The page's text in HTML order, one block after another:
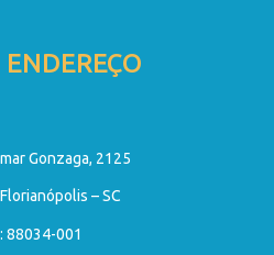
Gonzaga, 2125
– SC
88034-001